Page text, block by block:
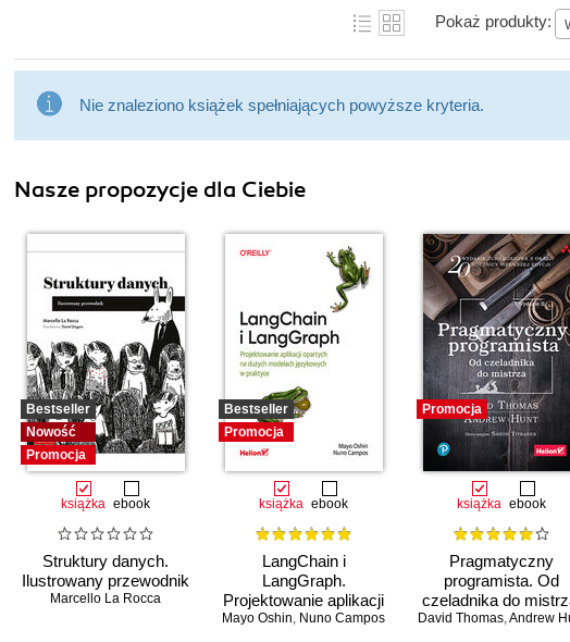
Pokaż produkty:
Nie znaleziono książek spełniających powyższe kryteria.
Nasze propozycje dla Ciebie
Bestseller
Nowość
Promocja
książka ebook
Struktury danych.
Ilustrowany przewodnik
Marcello La Rocca
Bestseller
Promocja
książka ebook
LangChain i
LangGraph.
Projektowanie aplikacji
opartych na dużych
Mayo Oshin, Nuno Campos
Promocja
książka ebook
Pragmatyczny
programista. Od
czeladnika do
Wydanie II
David Thomas,Andrew